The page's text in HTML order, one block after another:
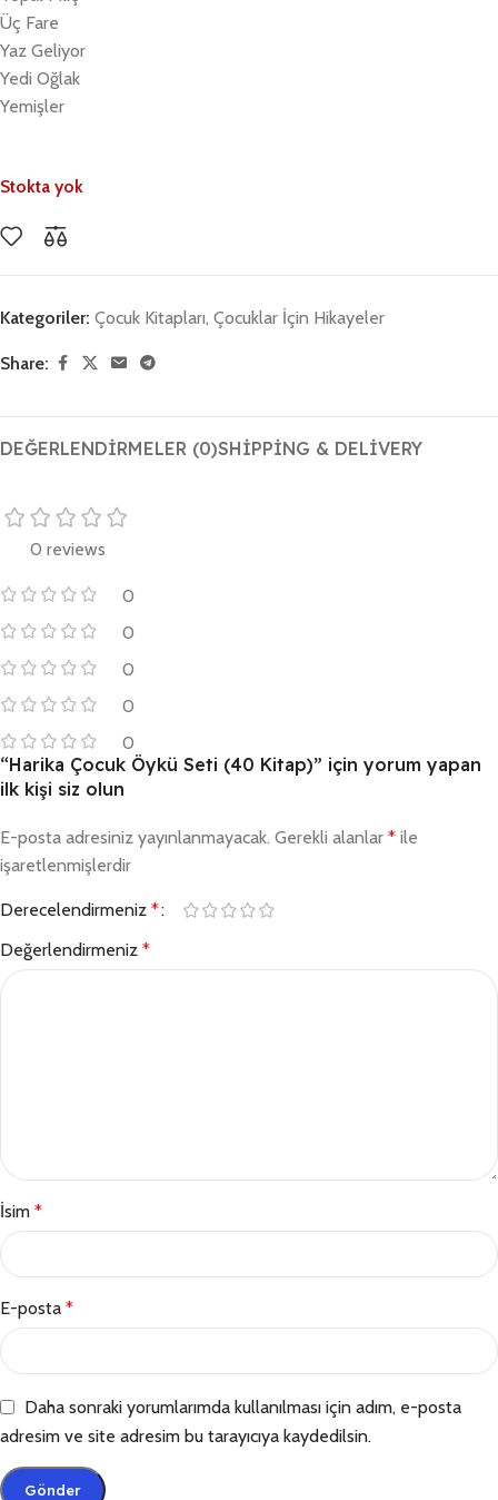
Üç Fare
Yaz Geliyor
Yedi Oğlak
Yemişler
Stokta yok
Kategoriler: Çocuk Kitapları, Çocuklar İçin Hikayeler
Share:
DEĞERLENDIRMELER (0)SHIPPING & DELIVERY
0 reviews
0
0
0
0
0
“Harika Çocuk Öykü Seti (40 Kitap)” için yorum yapan
ilk kişi siz olun
E-posta adresiniz yayınlanmayacak. Gerekli alanlar * ile
işaretlenmişlerdir
Derecelendirmeniz *
Değerlendirmeniz *
İsim *
E-posta *
Daha sonraki yorumlarımda kullanılması için adım, e-posta
adresim ve site adresim bu tarayıcıya kaydedilsin.